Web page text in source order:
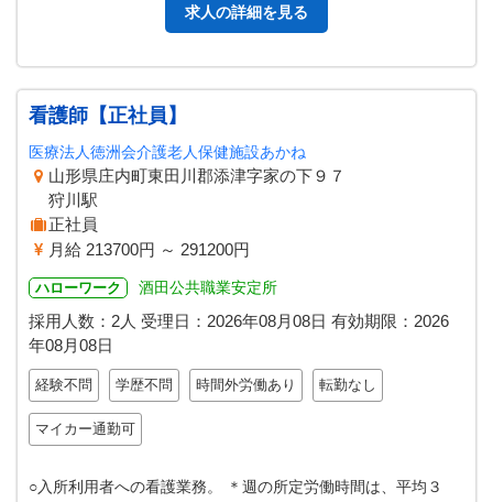
求人の詳細を見る
看護師【正社員】
医療法人徳洲会介護老人保健施設あかね
山形県庄内町東田川郡添津字家の下９７
狩川駅
正社員
月給 213700円 ～ 291200円
ハローワーク 酒田公共職業安定所
採用人数：2人 受理日： 2026年08月08日 有効期限： 2026
年08月08日
経験不問 学歴不問 時間外労働あり 転勤なし
マイカー通勤可
○入所利用者への看護業務。 ＊週の所定労働時間は、平均３